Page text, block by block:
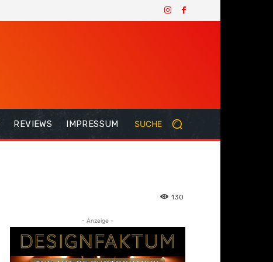
REVIEWS IMPRESSUM SUCHE
130
- Anzeige -